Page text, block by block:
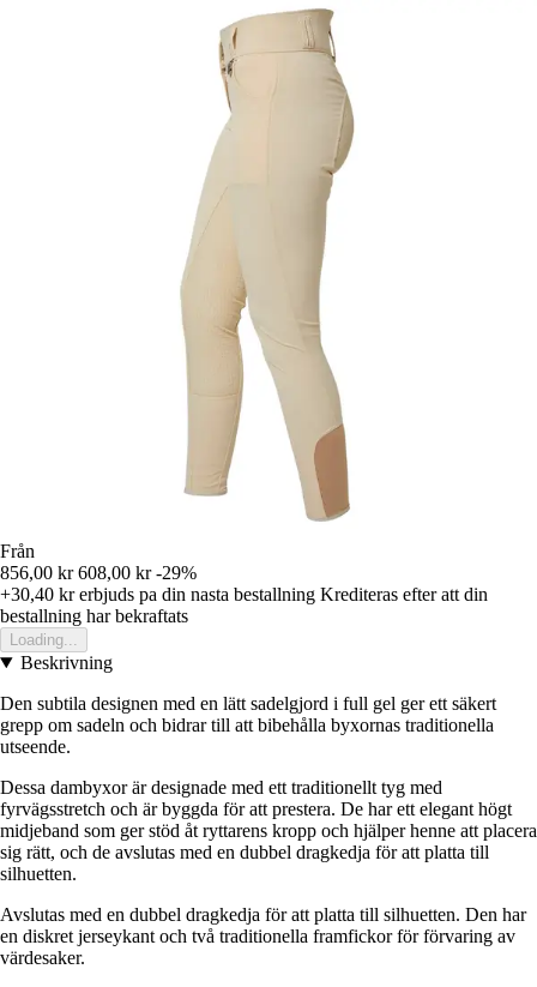
Från
856,00 kr 608,00 kr -29%
+30,40 krerbjuds pa din nasta bestallning Krediteras efter att din
bestallning har bekraftats
Loading...
Beskrivning
Den subtila designen med en lätt sadelgjord i full gel ger ett säkert
grepp om sadeln och bidrar till att bibehålla byxornas traditionella
utseende.
Dessa dambyxor är designade med ett traditionellt tyg med
fyrvägsstretch och är byggda för att prestera. De har ett elegant högt
midjeband som ger stöd åt ryttarens kropp och hjälper henne att placera
sig rätt, och de avslutas med en dubbel dragkedja för att platta till
silhuetten.
Avslutas med en dubbel dragkedja för att platta till silhuetten. Den har
en diskret jerseykant och två traditionella framfickor för förvaring av
värdesaker.